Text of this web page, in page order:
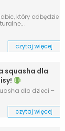
który odbędzie
czytaj więcej
squasha dla
dla dzieci –
czytaj więcej